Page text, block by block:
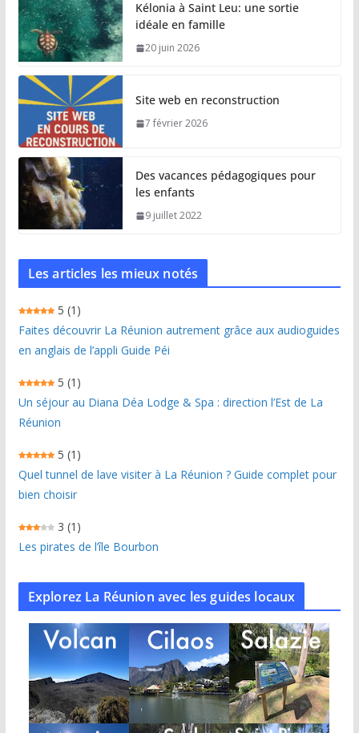
Kélonia à Saint Leu: une sortie
idéale en famille
20 juin 2026
Site web en reconstruction
7 février 2026
Des vacances pédagogiques pour
les enfants
9 juillet 2022
Les articles les mieux notés
5 (1)
Faites découvrir La Réunion autrement grâce aux audioguides
en anglais de l’appli Guide Péi
5 (1)
Un séjour au Diana Déa Lodge & Spa : direction l’Est de La
Réunion
5 (1)
Quel tunnel de lave visiter à La Réunion ? Guide complet pour
bien choisir
3 (1)
Les pirates de l’île Bourbon
Explorez La Réunion avec les guides locaux